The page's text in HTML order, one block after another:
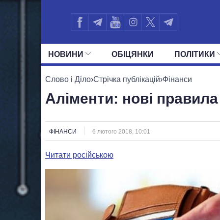
НОВИНИ ОБIЦЯНКИ ПОЛIТИКИ
УСІ ПОЛІТИКИ ПРЕЗИДЕНТ І ОФІС
Слово і Діло›Стрічка публікацій›Фінанси
Аліменти: нові
ФІНАНСИ 6 лютого 2018, 10:01
Читати російською